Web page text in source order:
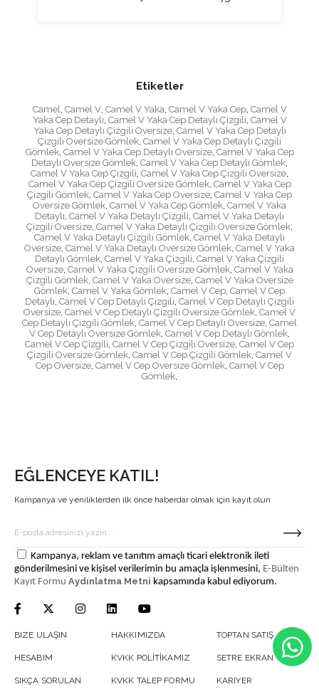
Etiketler
Camel Camel V, Camel V Yaka Camel V Yaka Cep, Camel V
Yaka Cep Detaylı Camel V Yaka Cep Detaylı Çizgili Camel V
Yaka Cep Detaylı Çizgili Oversize, Camel V Yaka Cep Detaylı
Çizgili Oversize Gömlek Camel V Yaka Cep Detaylı Çizgili
Gömlek, Camel V Yaka Cep Detaylı Oversize, Camel V Yaka Cep
Detaylı Oversize Gömlek Camel V Yaka Cep Detaylı Gömlek
Camel V Yaka Cep Çizgili Camel V Yaka Cep Çizgili Oversize
Camel V Yaka Cep Çizgili Oversize Gömlek, Camel V Yaka Cep
Çizgili Gömlek Camel V Yaka Cep Oversize Camel V Yaka Cep
Oversize Gömlek Camel V Yaka Cep Gömlek Camel V Yaka
Detaylı Camel V Yaka Detaylı Çizgili Camel V Yaka Detaylı
Çizgili Oversize Camel V Yaka Detaylı Çizgili Oversize Gömlek
Camel V Yaka Detaylı Çizgili Gömlek Camel V Yaka Detaylı
Oversize Camel V Yaka Detaylı Oversize Gömlek Camel V Yaka
Detaylı Gömlek Camel V Yaka Çizgili Camel V Yaka Çizgili
Oversize, Camel V Yaka Çizgili Oversize Gömlek, Camel V Yaka
Çizgili Gömlek, Camel V Yaka Oversize, Camel V Yaka Oversize
Gömlek Camel V Yaka Gömlek Camel V Cep Camel V Cep
Detaylı Camel V Cep Detaylı Çizgili Camel V Cep Detaylı Çizgili
Oversize Camel V Cep Detaylı Çizgili Oversize Gömlek Camel V
Cep Detaylı Çizgili Gömlek Camel V Cep Detaylı Oversize Camel
V Cep Detaylı Oversize Gömlek Camel V Cep Detaylı Gömlek
Camel V Cep Çizgili Camel V Cep Çizgili Oversize Camel V Cep
Çizgili Oversize Gömlek Camel V Cep Çizgili Gömlek Camel V
Cep Oversize, Camel V Cep Oversize Gömlek, Camel V Cep
Gömlek
EĞLENCEYE KATIL!
Kampanya ve yeniliklerden ilk önce haberdar olmak için kayıt olun
Kampanya, reklam ve tanıtım amaçlı ticari elektronik ileti
gönderilmesini ve kişisel verilerimin bu amaçla işlenmesini, E-Bülten
Kayıt Formu Aydınlatma Metni kapsamında kabul ediyorum.
BIZE ULAŞIN
HESABIM
SIKÇA SORULAN
HAKKIMIZDA
KVKK POLİTİKAMIZ
KVKK TALEP FORMU
TOPTAN SATIŞ
SETRE EKRAN
KARIYER